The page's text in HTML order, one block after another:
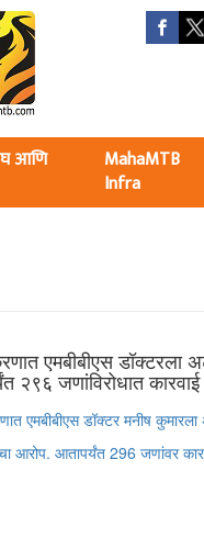
आणि
MahaMTB
Infra
एमबीबीएस डॉक्टरला
२९६ जणांविरोधात कारवाई
एमबीबीएस डॉक्टर मनीष
आरोप. आतापर्यंत 296 जणांवर